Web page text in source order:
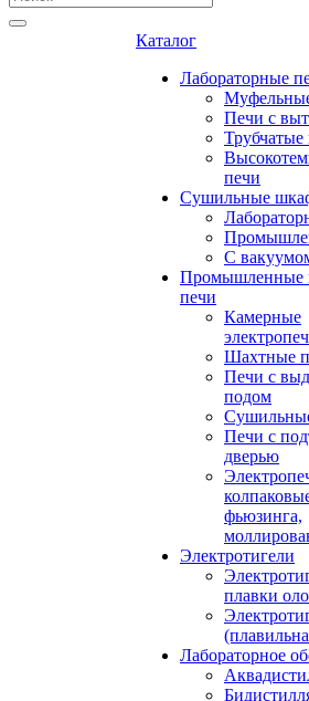
Каталог
Лабораторные
Печи с
Трубчатые
печи
Сушильные
С
Промышленные
печи
Камерные
Шахтные
Печи с
подом
Печи с
дверью
фьюзинга,
Электротигели
плавки
Лабораторное